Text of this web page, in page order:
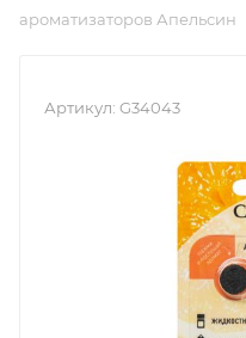
ароматизаторов Апельсин
Артикул: G34043